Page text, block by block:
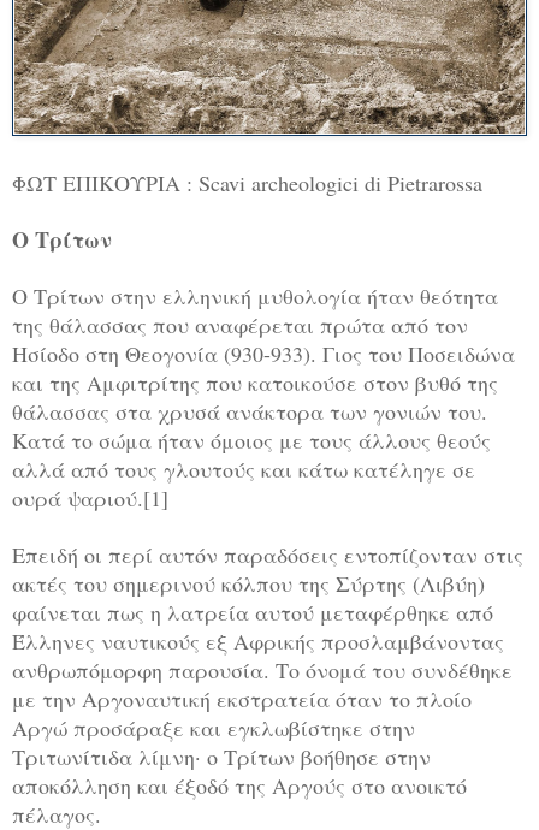
ΦΩΤ ΕΠΙΚΟΥΡΙΑ : Scavi archeologici di Pietrarossa
Ο Τρίτων
Ο Τρίτων στην ελληνική μυθολογία ήταν θεότητα
της θάλασσας που αναφέρεται πρώτα από τον
Ησίοδο στη Θεογονία (930-933). Γιος του Ποσειδώνα
και της Αμφιτρίτης που κατοικούσε στον βυθό της
θάλασσας στα χρυσά ανάκτορα των γονιών του.
Κατά το σώμα ήταν όμοιος με τους άλλους θεούς
αλλά από τους γλουτούς και κάτω κατέληγε σε
ουρά ψαριού.[1]
Επειδή οι περί αυτόν παραδόσεις εντοπίζονταν στις
ακτές του σημερινού κόλπου της Σύρτης (Λιβύη)
φαίνεται πως η λατρεία αυτού μεταφέρθηκε από
Έλληνες ναυτικούς εξ Αφρικής προσλαμβάνοντας
ανθρωπόμορφη παρουσία. Το όνομά του συνδέθηκε
με την Αργοναυτική εκστρατεία όταν το πλοίο
Αργώ προσάραξε και εγκλωβίστηκε στην
Τριτωνίτιδα λίμνη· ο Τρίτων βοήθησε στην
αποκόλληση και έξοδό της Αργούς στο ανοικτό
πέλαγος.